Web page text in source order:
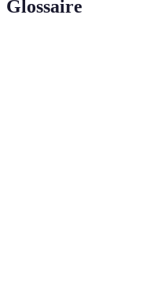
Glossaire